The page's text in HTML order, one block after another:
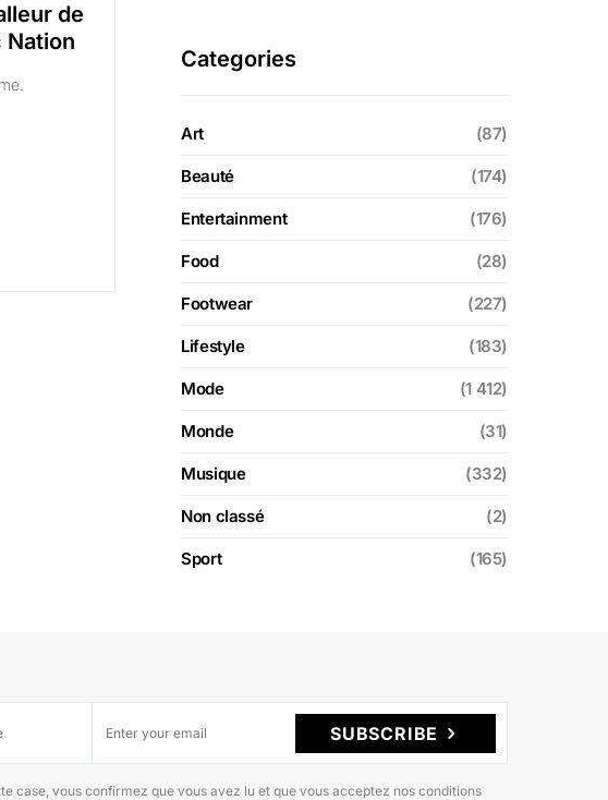
de
Nation
Categories
Art (87)
Beauté (174)
Entertainment (176)
Food (28)
Footwear (227)
Lifestyle (183)
Mode (1 412)
Monde (31)
Musique (332)
Non classé (2)
Sport (165)
SUBSCRIBE
case, vous confirmez que vous avez lu et que vous acceptez nos conditions